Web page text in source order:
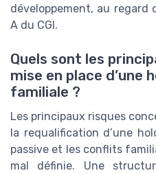
développement, au regard
A du CGI.
Quels sont les
mise en place d’une
familiale ?
Les principaux risques
la requalification d’une
passive et les conflits
mal définie. Une